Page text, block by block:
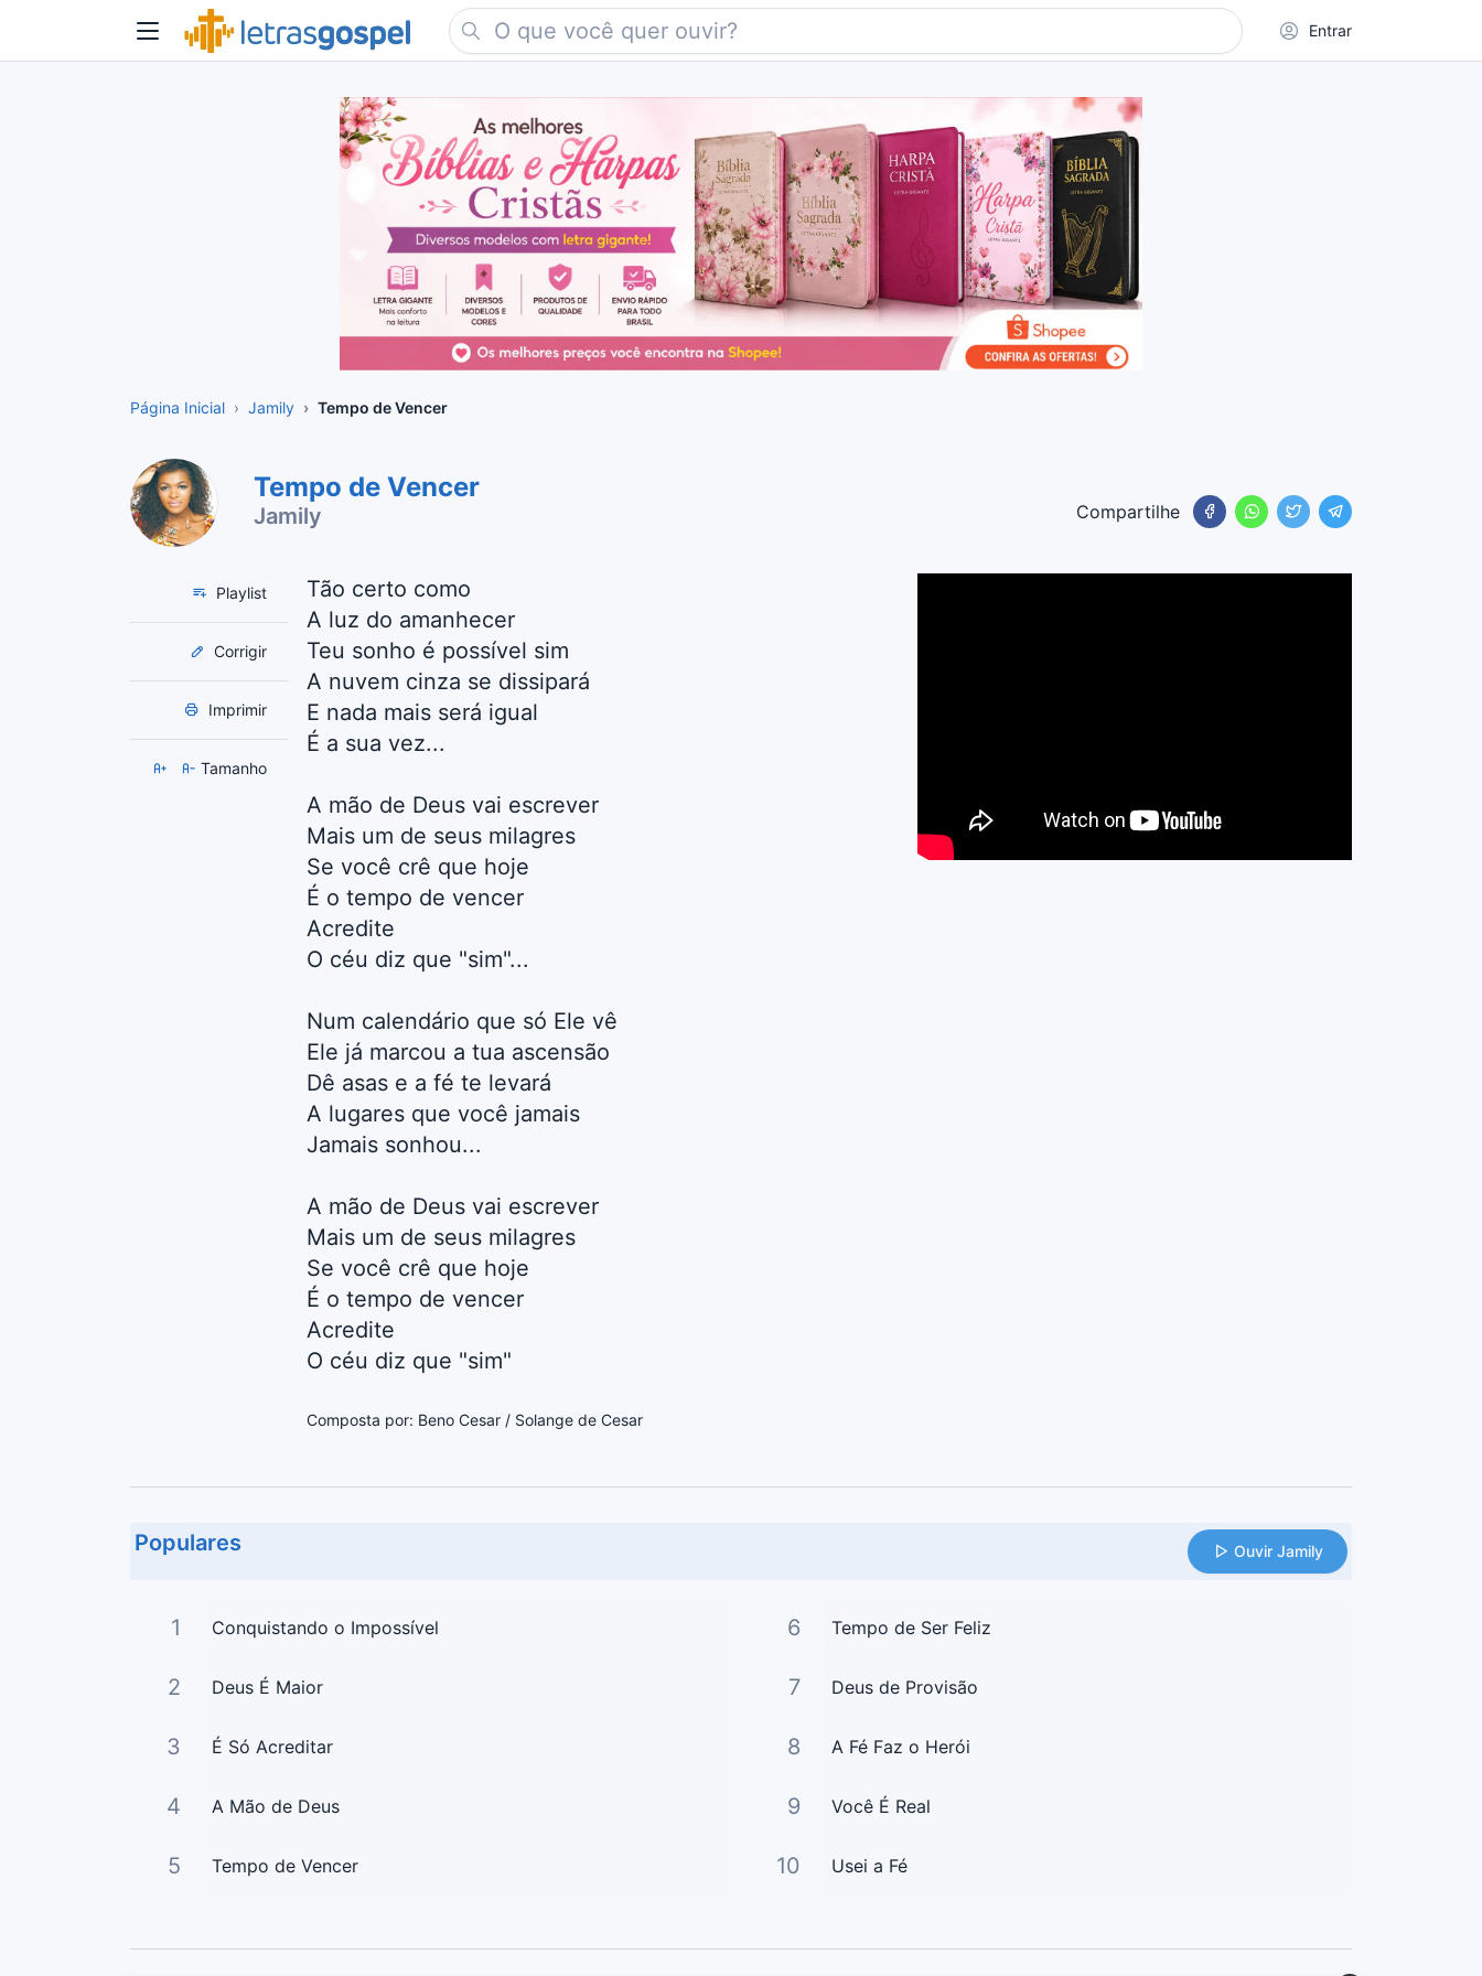
Entrar
Página Inicial Jamily Tempo de Vencer
Tempo de Vencer
Jamily Compartilhe
Playlist
Corrigir
Imprimir
Tamanho
Tão certo como
A luz do amanhecer
Teu sonho é possível sim
A nuvem cinza se dissipará
E nada mais será igual
É a sua vez...
A mão de Deus vai escrever
Mais um de seus milagres
Se você crê que hoje
É o tempo de vencer
Acredite
O céu diz que "sim"...
Num calendário que só Ele vê
Ele já marcou a tua ascensão
Dê asas e a fé te levará
A lugares que você jamais
Jamais sonhou...
A mão de Deus vai escrever
Mais um de seus milagres
Se você crê que hoje
É o tempo de vencer
Acredite
O céu diz que "sim"
Composta por: Beno Cesar / Solange de Cesar
Populares Ouvir Jamily
1 Conquistando o Impossível
2 Deus É Maior
3 É Só Acreditar
4 A Mão de Deus
5 Tempo de Vencer
6 Tempo de Ser Feliz
7 Deus de Provisão
8 A Fé Faz o Herói
9 Você É Real
10 Usei a Fé